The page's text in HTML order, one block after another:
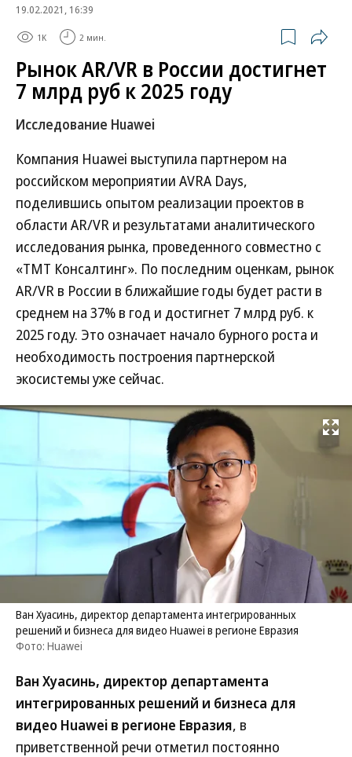
19.02.2021, 16:39
1K 2 мин.
Рынок AR/VR в России достигнет
7 млрд руб к 2025 году
Исследование Huawei
Компания Huawei выступила партнером на
российском мероприятии AVRA Days,
поделившись опытом реализации проектов в
области AR/VR и результатами аналитического
исследования рынка, проведенного совместно с
«ТМТ Консалтинг». По последним оценкам, рынок
AR/VR в России в ближайшие годы будет расти в
среднем на 37% в год и достигнет 7 млрд руб. к
2025 году. Это означает начало бурного роста и
необходимость построения партнерской
экосистемы уже сейчас.
Развернуть
Ван Хуасинь, директор департамента интегрированных
решений и бизнеса для видео Huawei в регионе Евразия
Фото: Huawei
Ван Хуасинь, директор департамента
интегрированных решений и бизнеса для
видео Huawei в регионе Евразия, в
приветственной речи отметил постоянно